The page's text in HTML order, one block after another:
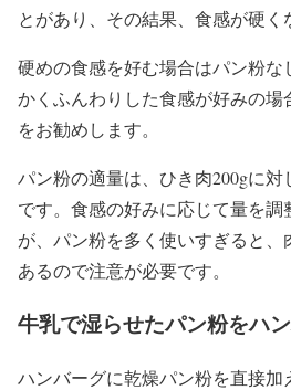
とがあり、その結果、食感が硬く
硬めの食感を好む場合はパン粉な
かくふんわりした食感が好みの場
をお勧めします。
パン粉の適量は、ひき肉200gに
です。食感の好みに応じて量を調
が、パン粉を多く使いすぎると
あるので注意が必要です。
牛乳で湿らせたパン粉をハ
ハンバーグに乾燥パン粉を直接